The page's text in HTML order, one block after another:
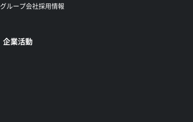
グループ会社採用情報
企業活動